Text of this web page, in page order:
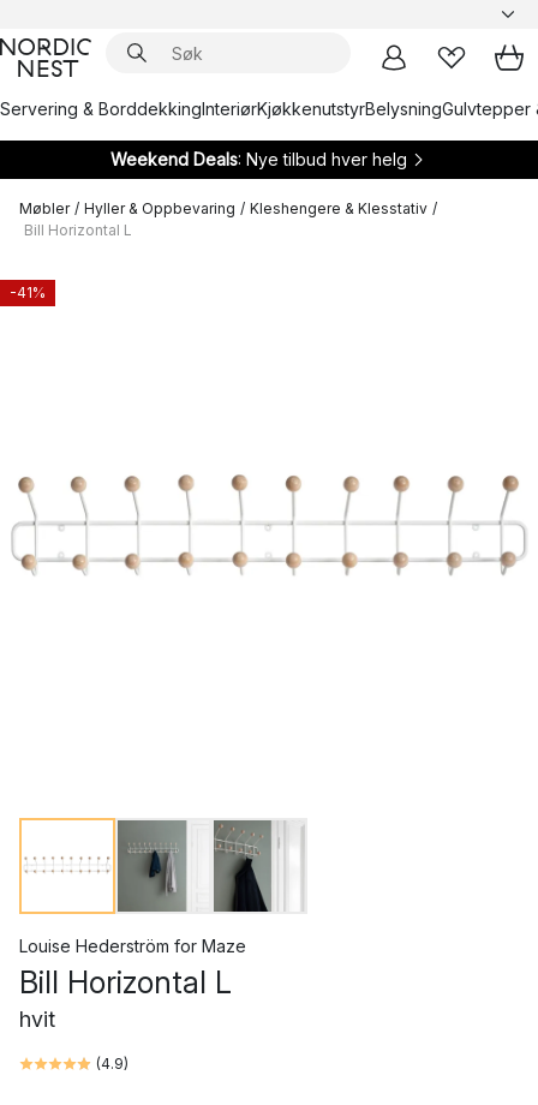
Servering & BorddekkingInteriørKjøkkenutstyrBelysningGulvtepper
Weekend Deals: Nye tilbud hver helg
Møbler / Hyller & Oppbevaring / Kleshengere & Klesstativ /
Bill Horizontal L
-41%
Louise Hederström for Maze
Bill Horizontal L
hvit
(4.9)